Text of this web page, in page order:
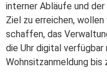
interner Abläufe und
Ziel zu erreichen,
schaffen, das
die Uhr digital
Wohnsitzanmeldung bis